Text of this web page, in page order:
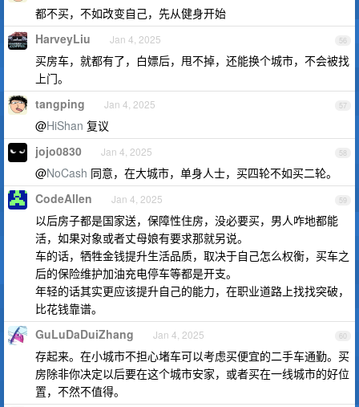
都不买，不如改变自己，先从健身开始
56
HarveyLiu Jan 4, 2025
买房车，就都有了，白嫖后，甩不掉，还能换个城市，不会被找
上门。
57
tangping Jan 4, 2025
@HiShan 复议
58
jojo0830 Jan 4, 2025
@NoCash 同意，在大城市，单身人士，买四轮不如买二轮。
59
CodeAllen Jan 4, 2025
以后房子都是国家送，保障性住房，没必要买，男人咋地都能
活，如果对象或者丈母娘有要求那就另说。
车的话，牺牲金钱提升生活品质，取决于自己怎么权衡，买车之
后的保险维护加油充电停车等都是开支。
年轻的话其实更应该提升自己的能力，在职业道路上找找突破，
比花钱靠谱。
60
GuLuDaDuiZhang Jan 4, 2025
存起来。在小城市不担心堵车可以考虑买便宜的二手车通勤。买
房除非你决定以后要在这个城市安家，或者买在一线城市的好位
置，不然不值得。